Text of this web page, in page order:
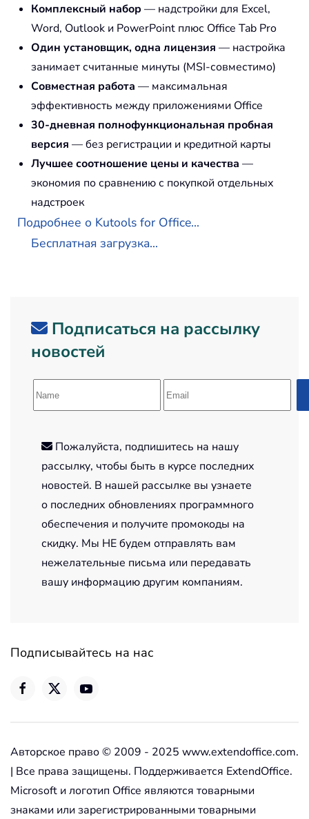
Комплексный набор — надстройки для Excel,
Word, Outlook и PowerPoint плюс Office Tab Pro
Один установщик, одна лицензия — настройка
занимает считанные минуты (MSI-совместимо)
Совместная работа — максимальная
эффективность между приложениями Office
30-дневная полнофункциональная пробная
версия — без регистрации и кредитной карты
Лучшее соотношение цены и качества —
экономия по сравнению с покупкой отдельных
надстроек
Подробнее о Kutools for Office...
Бесплатная загрузка...
Подписаться на рассылку
новостей
Пожалуйста, подпишитесь на нашу
рассылку, чтобы быть в курсе последних
новостей. В нашей рассылке вы узнаете
о последних обновлениях программного
обеспечения и получите промокоды на
скидку. Мы НЕ будем отправлять вам
нежелательные письма или передавать
вашу информацию другим компаниям.
Подписывайтесь на нас
Авторское право © 2009 - 2025 www.extendoffice.com.
| Все права защищены. Поддерживается ExtendOffice.
Microsoft и логотип Office являются товарными
знаками или зарегистрированными товарными